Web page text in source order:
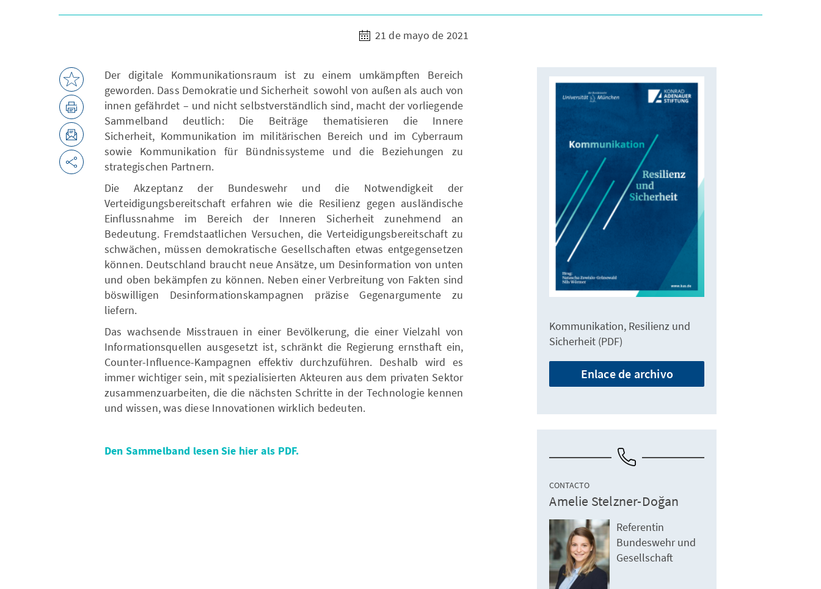
21 de mayo de 2021
Der digitale Kommunikationsraum ist zu einem umkämpften Bereich
geworden. Dass Demokratie und Sicherheit sowohl von außen als auch von
innen gefährdet – und nicht selbstverständlich sind, macht der vorliegende
Sammelband deutlich: Die Beiträge thematisieren die Innere
Sicherheit, Kommunikation im militärischen Bereich und im Cyberraum
sowie Kommunikation für Bündnissysteme und die Beziehungen zu
strategischen Partnern.
Die Akzeptanz der Bundeswehr und die Notwendigkeit der
Verteidigungsbereitschaft erfahren wie die Resilienz gegen ausländische
Einflussnahme im Bereich der Inneren Sicherheit zunehmend an
Bedeutung. Fremdstaatlichen Versuchen, die Verteidigungsbereitschaft zu
schwächen, müssen demokratische Gesellschaften etwas entgegensetzen
können. Deutschland braucht neue Ansätze, um Desinformation von unten
und oben bekämpfen zu können. Neben einer Verbreitung von Fakten sind
böswilligen Desinformationskampagnen präzise Gegenargumente zu
liefern.
Das wachsende Misstrauen in einer Bevölkerung, die einer Vielzahl von
Informationsquellen ausgesetzt ist, schränkt die Regierung ernsthaft ein,
Counter-Influence-Kampagnen effektiv durchzuführen. Deshalb wird es
immer wichtiger sein, mit spezialisierten Akteuren aus dem privaten Sektor
zusammenzuarbeiten, die die nächsten Schritte in der Technologie kennen
und wissen, was diese Innovationen wirklich bedeuten.
Den Sammelband lesen Sie hier als PDF.
Kommunikation, Resilienz und
Sicherheit (PDF)
Enlace de archivo
CONTACTO
Amelie Stelzner-Doğan
Referentin
Bundeswehr und
Gesellschaft